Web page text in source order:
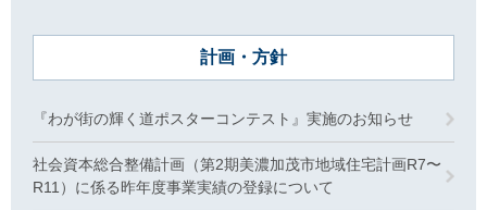
計画・方針
『わが街の輝く道ポスターコンテスト』実施のお知らせ
社会資本総合整備計画（第2期美濃加茂市地域住宅計画R7〜
R11）に係る昨年度事業実績の登録について